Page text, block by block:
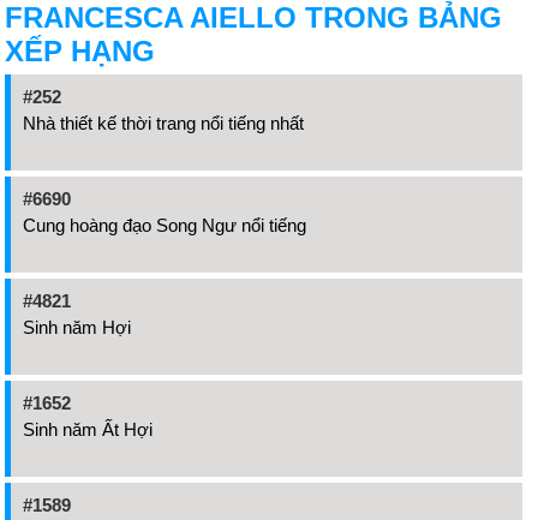
FRANCESCA AIELLO TRONG BẢNG
XẾP HẠNG
#252
Nhà thiết kế thời trang nổi tiếng nhất
#6690
Cung hoàng đạo Song Ngư nổi tiếng
#4821
Sinh năm Hợi
#1652
Sinh năm Ất Hợi
#1589